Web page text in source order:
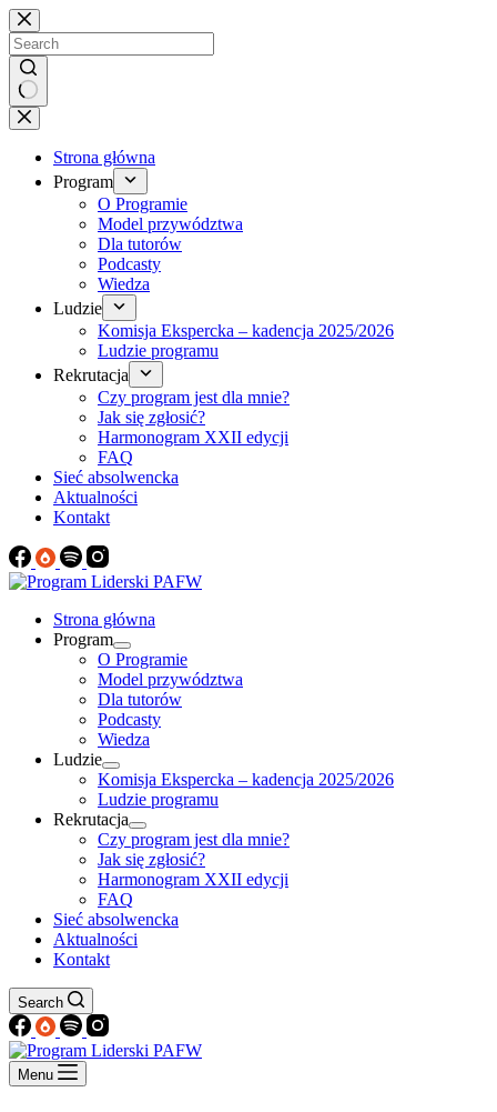
Brak
wyników
Strona główna
Program
O Programie
Model przywództwa
Dla tutorów
Podcasty
Wiedza
Ludzie
Komisja Ekspercka – kadencja 2025/2026
Ludzie programu
Rekrutacja
Czy program jest dla mnie?
Jak się zgłosić?
Harmonogram XXII edycji
FAQ
Sieć absolwencka
Aktualności
Kontakt
Strona główna
Program
O Programie
Model przywództwa
Dla tutorów
Podcasty
Wiedza
Ludzie
Komisja Ekspercka – kadencja 2025/2026
Ludzie programu
Rekrutacja
Czy program jest dla mnie?
Jak się zgłosić?
Harmonogram XXII edycji
FAQ
Sieć absolwencka
Aktualności
Kontakt
Search
Menu